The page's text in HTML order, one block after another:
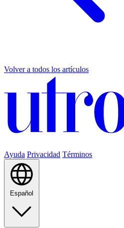
Volver a todos los artículos
Ayuda Privacidad Términos
Español